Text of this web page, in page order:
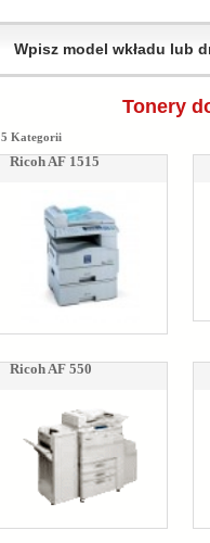
Tonery
5 Kategorii
Ricoh AF 1515
Ricoh AF 550